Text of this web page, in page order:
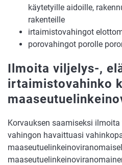
käytetyille aidoille,
rakenteille
irtaimistovahingot
porovahingot porolle
Ilmoita viljelys-,
irtaimistovahinko
Korvauksen saamiseksi
vahingon havaittuasi